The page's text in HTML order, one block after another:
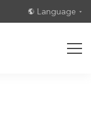
Language